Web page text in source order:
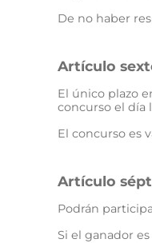
De no haber
Artículo
El único plazo
concurso el día
El concurso es
Artículo
Podrán
Si el ganador